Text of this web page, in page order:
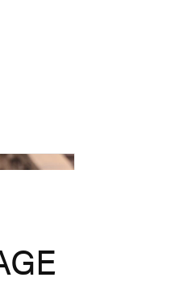
Courtesy Of Hbo